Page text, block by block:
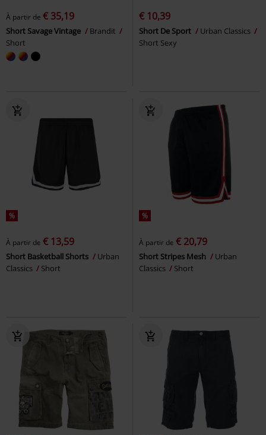
À partir de € 35,19
Short Savage Vintage
Brandit
Short
€ 10,39
Short De Sport
Urban Classics
Short Sexy
%
À partir de € 13,59
Short Basketball Shorts
Urban
Classics
Short
%
À partir de € 20,79
Short Stripes Mesh
Urban
Classics
Short